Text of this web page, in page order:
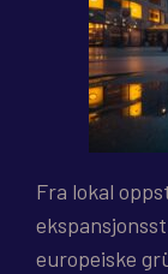
Fra lokal
europeiske